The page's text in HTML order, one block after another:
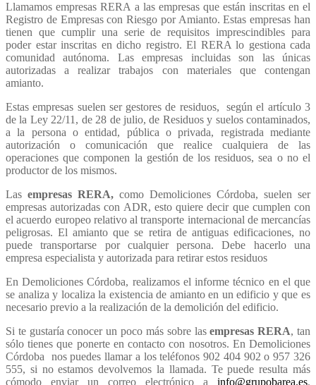
Llamamos empresas RERA a las empresas que están inscritas en el
Registro de Empresas con Riesgo por Amianto. Estas empresas han
tienen que cumplir una serie de requisitos imprescindibles para
poder estar inscritas en dicho registro. El RERA lo gestiona cada
comunidad autónoma. Las empresas incluidas son las únicas
autorizadas a realizar trabajos con materiales que contengan
amianto.
Estas empresas suelen ser gestores de residuos, según el artículo 3
de la Ley 22/11, de 28 de julio, de Residuos y suelos contaminados,
a la persona o entidad, pública o privada, registrada mediante
autorización o comunicación que realice cualquiera de las
operaciones que componen la gestión de los residuos, sea o no el
productor de los mismos.
Las empresas RERA, como Demoliciones Córdoba, suelen ser
empresas autorizadas con ADR, esto quiere decir que cumplen con
el acuerdo europeo relativo al transporte internacional de mercancías
peligrosas. El amianto que se retira de antiguas edificaciones, no
puede transportarse por cualquier persona. Debe hacerlo una
empresa especialista y autorizada para retirar estos residuos
En Demoliciones Córdoba, realizamos el informe técnico en el que
se analiza y localiza la existencia de amianto en un edificio y que es
necesario previo a la realización de la demolición del edificio.
Si te gustaría conocer un poco más sobre lasempresas RERA, tan
sólo tienes que ponerte en contacto con nosotros. En Demoliciones
Córdoba nos puedes llamar a los teléfonos 902 404 902 o 957 326
555, si no estamos devolvemos la llamada. Te puede resulta más
cómodo enviar un correo electrónico a info@grupobarea.es,